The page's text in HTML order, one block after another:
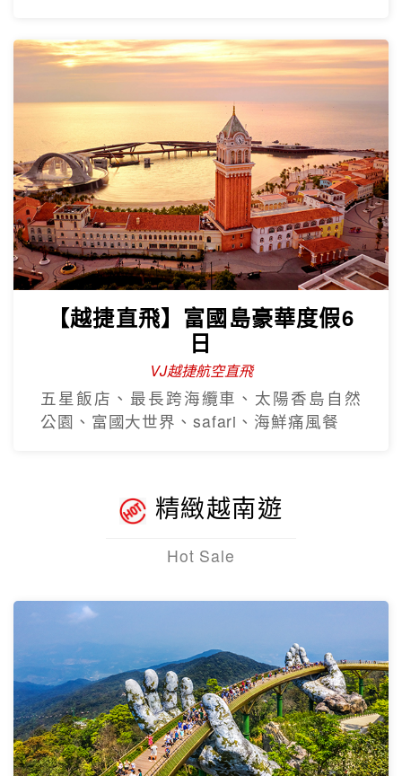
【越捷直飛】富國島豪華度假6
日
VJ越捷航空直飛
五星飯店、最長跨海纜車、太陽香島自然
公園、富國大世界、safari、海鮮痛風餐
精緻越南遊
Hot Sale